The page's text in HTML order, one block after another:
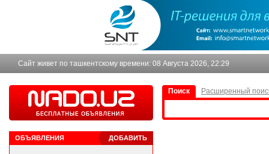
Сайт живет по ташкентскому времени: 08 Августа 2026, 22:29
ДОБАВИТЬ
ОБЪЯВЛЕНИЯ
Поиск Расширенный